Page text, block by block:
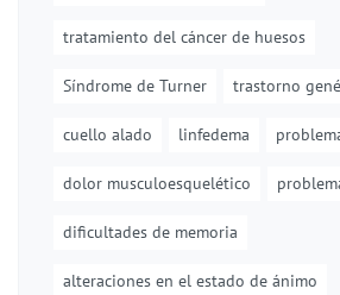
tratamiento del cáncer de huesos
Síndrome de Turner trastorno
cuello alado linfedema
dolor musculoesquelético
dificultades de memoria
alteraciones en el estado de ánimo